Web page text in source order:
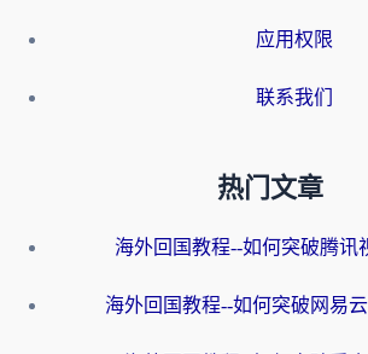
应用权限
联系我们
热门文章
海外回国教程--如何突破腾讯
海外回国教程--如何突破网易